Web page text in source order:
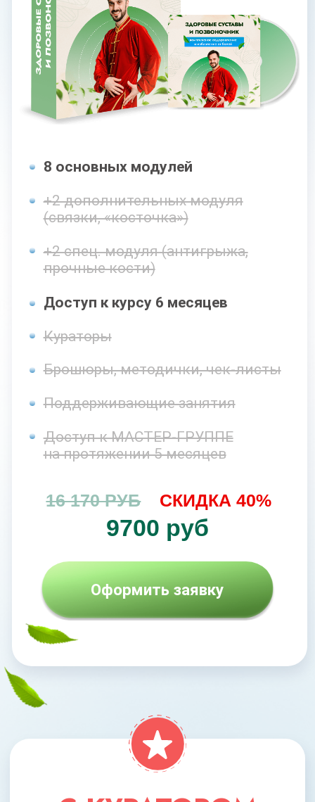
Оформить заявку
23 100 РУБ
8 основных модулей
(связки, «косточка»)
+2 спец. модуля (антигрыжа,
Доступ к курсу 9 месяцев
Поддерживающие занятия
Доступ к МАСТЕР-ГРУППЕ
на протяжении 5 месяцев